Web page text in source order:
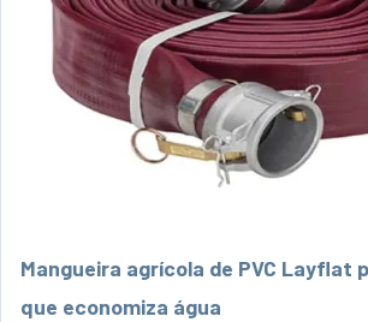
Mangueira agrícola de PVC Layflat
que economiza água